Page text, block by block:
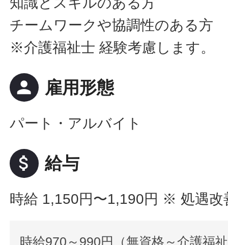
チームワークや協調性のある方
※介護福祉士 経験考慮します。
person 雇用形態
パート・アルバイト
attach_money 給与
時給 1,150円〜1,190円 ※ 処遇改
時給970～990円（無資格～介護福